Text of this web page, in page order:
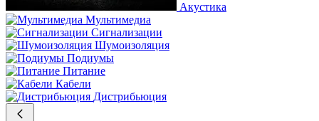
Акустика
Мультимедиа
Сигнализации
Шумоизоляция
Подиумы
Питание
Кабели
Дистрибьюция